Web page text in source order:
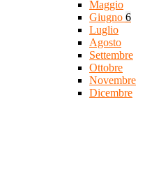
Maggio
Giugno 6
Luglio
Agosto
Settembre
Ottobre
Novembre
Dicembre